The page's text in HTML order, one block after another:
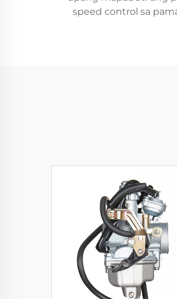
speed control sa